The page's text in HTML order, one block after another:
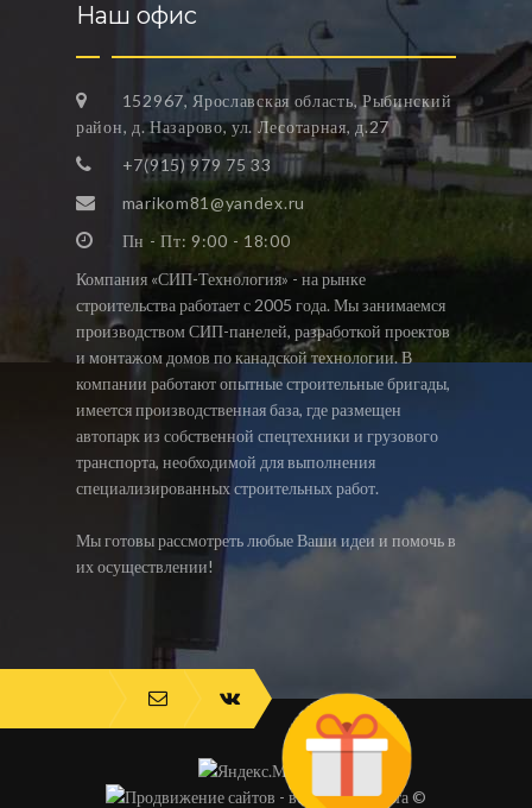
Наш офис
152967, Ярославская область, Рыбинский
район, д. Назарово, ул. Лесотарная, д.27
+7(915) 979 75 33
marikom81@yandex.ru
Пн - Пт: 9:00 - 18:00
Компания «СИП-Технология» - на рынке
строительства работает с 2005 года. Мы занимаемся
производством СИП-панелей, разработкой проектов
и монтажом домов по канадской технологии. В
компании работают опытные строительные бригады,
имеется производственная база, где размещен
автопарк из собственной спецтехники и грузового
транспорта, необходимой для выполнения
специализированных строительных работ.
Мы готовы рассмотреть любые Ваши идеи и помочь в
их осуществлении!
©